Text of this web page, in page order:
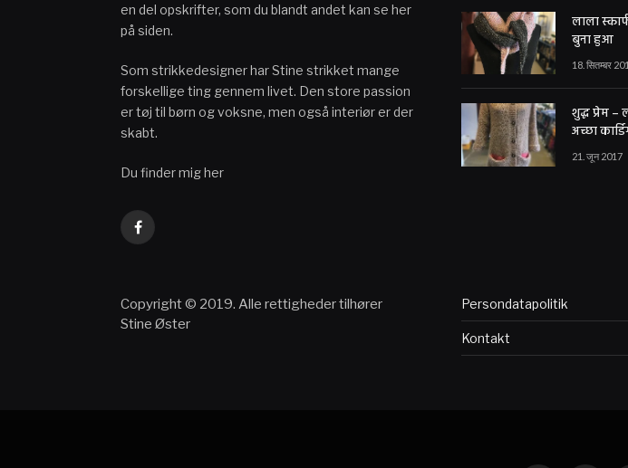
en del opskrifter, som du blandt andet kan se her
på siden.
Som strikkedesigner har Stine strikket mange
forskellige ting gennem livet. Den store passion
er tøj til børn og voksne, men også interiør er der
skabt.
Du finder mig her
Facebook
लाला
बुना हुआ
18. सितम्बर
शुद्ध प्रेम –
अच्छा
21. जून 2017
Copyright © 2019. Alle rettigheder tilhører
Stine Øster
Persondatapolitik
Kontakt